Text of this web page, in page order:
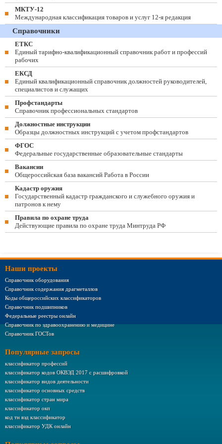
МКТУ-12
Международная классификация товаров и услуг 12-я редакция
Справочники
ЕТКС
Единый тарифно-квалификационный справочник работ и профессий
рабочих
ЕКСД
Единый квалификационный справочник должностей руководителей,
специалистов и служащих
Профстандарты
Справочник профессиональных стандартов
Должностные инструкции
Образцы должностных инструкций с учетом профстандартов
ФГОС
Федеральные государственные образовательные стандарты
Вакансии
Общероссийская база вакансий Работа в России
Кадастр оружия
Государственный кадастр гражданского и служебного оружия и
патронов к нему
Правила по охране труда
Действующие правила по охране труда Минтруда РФ
Наши проекты
Справочник оборудования
Справочник содержания драгметаллов
Коды общероссийских классификаторов
Справочник подшипников
Федеральные реестры онлайн
Справочник по здравоохранению и медицине
Справочник ГОСТов
Популярные запросы
классификатор профессий
классификатор кодов ОКВЭД 2017 с расшифровкой
классификатор видов деятельности
классификатор основных средств
классификатор стран мира
классификатор окп
код тн вэд классификатор
классификатор УДК онлайн